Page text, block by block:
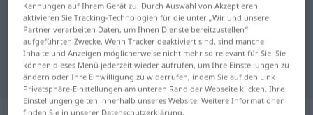
für "ausbleiben"
"ausbleiben" Isländisch
Übersetzung
Kennungen auf Ihrem Gerät zu. Durch Auswahl von Akzeptieren
aktivieren Sie Tracking-Technologien für die unter „Wir und unsere
Partner verarbeiten Daten, um Ihnen Dienste bereitzustellen“
aufgeführten Zwecke. Wenn Tracker deaktiviert sind, sind manche
Inhalte und Anzeigen möglicherweise nicht mehr so relevant für Sie. Sie
können dieses Menü jederzeit wieder aufrufen, um Ihre Einstellungen zu
ändern oder Ihre Einwilligung zu widerrufen, indem Sie auf den Link
Privatsphäre-Einstellungen am unteren Rand der Webseite klicken. Ihre
Einstellungen gelten innerhalb unseres Website. Weitere Informationen
finden Sie in unserer Datenschutzerklärung.